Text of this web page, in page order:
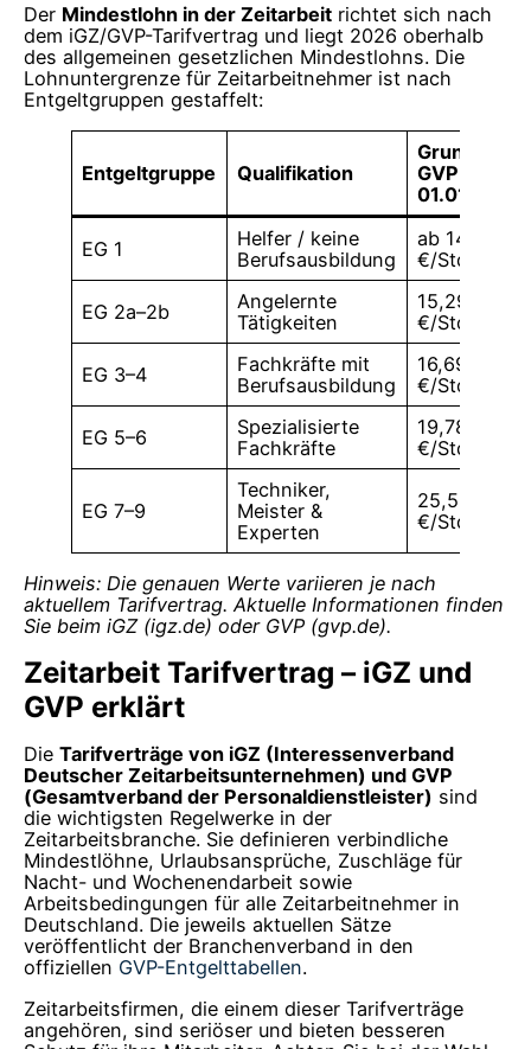
Der Mindestlohn in der Zeitarbeit richtet sich nach
dem iGZ/GVP-Tarifvertrag und liegt 2026 oberhalb
des allgemeinen gesetzlichen Mindestlohns. Die
Lohnuntergrenze für Zeitarbeitnehmer ist nach
Entgeltgruppen gestaffelt:
Entgeltgruppe Qualifikation
GVP (ab
01.01.2026)
EG 1
Helfer / keine
Berufsausbildung
ab 14,96
€/Std.
EG 2a–2b
Angelernte
Tätigkeiten
15,29–15,69
€/Std.
EG 3–4
Fachkräfte mit
Berufsausbildung
16,69–17,65
€/Std.
EG 5–6
Spezialisierte
Fachkräfte
19,78–21,97
€/Std.
EG 7–9
Techniker,
Meister &
Experten
€/Std.
Hinweis: Die genauen Werte variieren je nach
aktuellem Tarifvertrag. Aktuelle Informationen finden
Sie beim iGZ (igz.de) oder GVP (gvp.de).
Zeitarbeit Tarifvertrag – iGZ und
GVP erklärt
Die Tarifverträge von iGZ (Interessenverband
Deutscher Zeitarbeitsunternehmen) und GVP
(Gesamtverband der Personaldienstleister) sind
die wichtigsten Regelwerke in der
Zeitarbeitsbranche. Sie definieren verbindliche
Mindestlöhne, Urlaubsansprüche, Zuschläge für
Nacht- und Wochenendarbeit sowie
Arbeitsbedingungen für alle Zeitarbeitnehmer in
Deutschland. Die jeweils aktuellen Sätze
veröffentlicht der Branchenverband in den
offiziellen GVP-Entgelttabellen.
Zeitarbeitsfirmen, die einem dieser Tarifverträge
angehören, sind seriöser und bieten besseren